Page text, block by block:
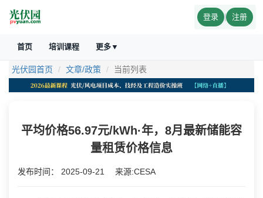
登录 | 注册
首页 培训课程 更多▼
光伏园首页 文章/政策 当前列表
平均价格56.97元/kWh·年，8月最新储能容
量租赁价格信息
发布时间： 2025-09-21 来源:CESA